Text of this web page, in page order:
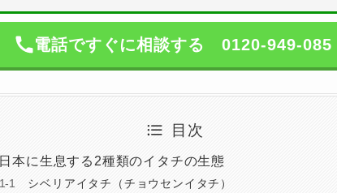
電話ですぐに相談する 0120-949-085
目次
日本に生息する2種類のイタチの生態
シベリアイタチ（チョウセンイタチ）